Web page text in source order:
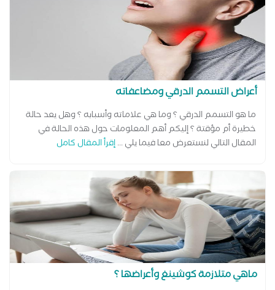
أعراض التسمم الدرقي ومضاعفاته
ما هو التسمم الدرقي ؟ وما هي علاماته وأسبابه ؟ وهل يعد حالة
خطيرة أم مؤقتة ؟ إليكم أهم المعلومات حول هذه الحالة في
المقال التالي لنستعرض معا فيما يلي ...إقرأ المقال كامل
ماهي متلازمة كوشينغ وأعراضها ؟